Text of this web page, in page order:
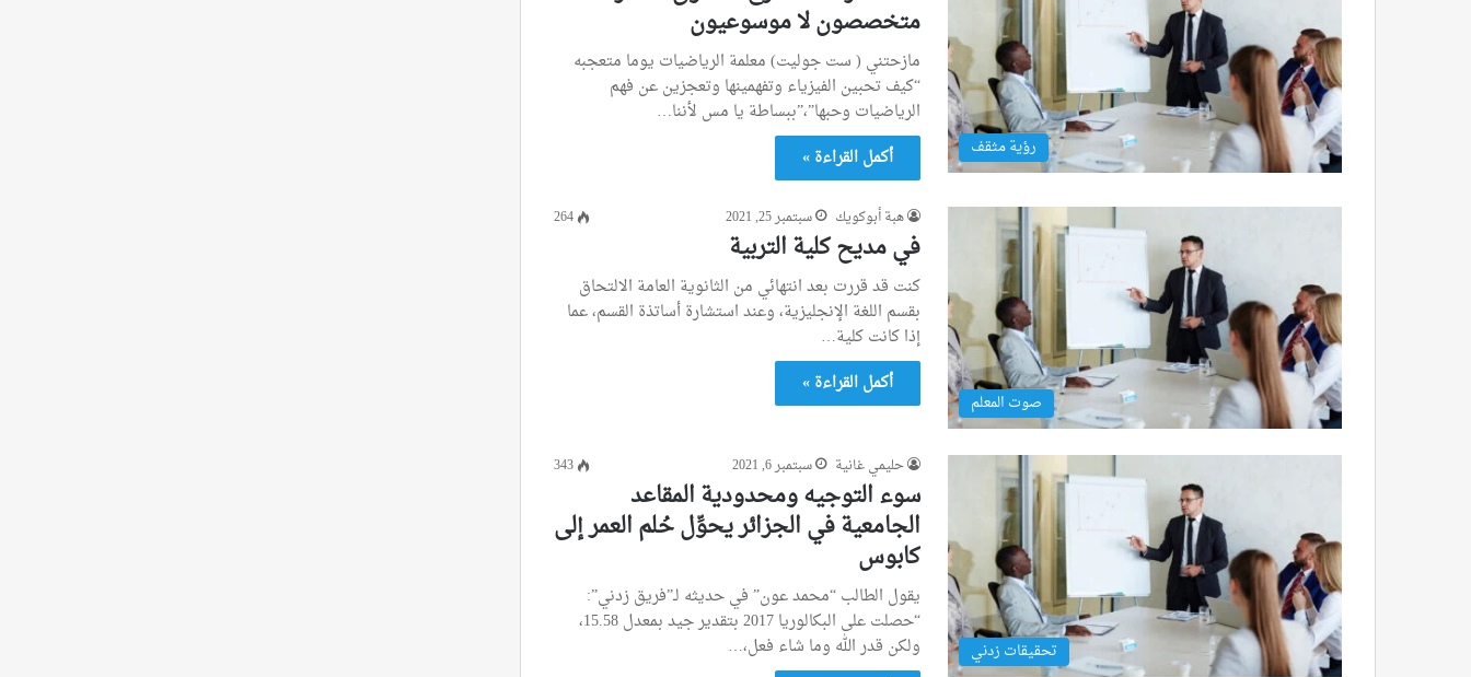
رؤية مثقف
متخصصون لا موسوعيون
مازحتني ( ست جوليت) معلمة الرياضيات يوما متعجبه
“كيف تحبين الفيزياء وتفهمينها وتعجزين عن فهم
الرياضيات وحبها”،”ببساطة يا مس لأننا…
أكمل القراءة »
صوت المعلم
هبة أبوكويك سبتمبر 25, 2021 264
في مديح كلية التربية
كنت قد قررت بعد انتهائي من الثانوية العامة الالتحاق
بقسم اللغة الإنجليزية، وعند استشارة أساتذة القسم، عما
إذا كانت كلية…
أكمل القراءة »
تحقيقات زدني
حليمي غانية سبتمبر 6, 2021 343
سوء التوجيه ومحدودية المقاعد
الجامعية في الجزائر يحوِّل حُلم العمر إلى
كابوس
يقول الطالب “محمد عون” في حديثه لـ”فريق زدني”:
“حصلت على البكالوريا 2017 بتقدير جيد بمعدل 15.58،
ولكن قدر الله وما شاء فعل،…